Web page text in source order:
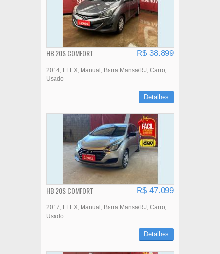
HB 20S COMFORT R$ 38.899
2014 FLEX Manual Barra Mansa/RJ Carro
Usado
Detalhes
HB 20S COMFORT R$ 47.099
2017 FLEX Manual Barra Mansa/RJ Carro
Usado
Detalhes